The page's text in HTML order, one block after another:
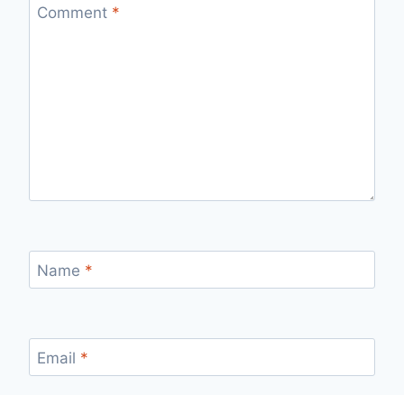
Comment *
Name *
Email *